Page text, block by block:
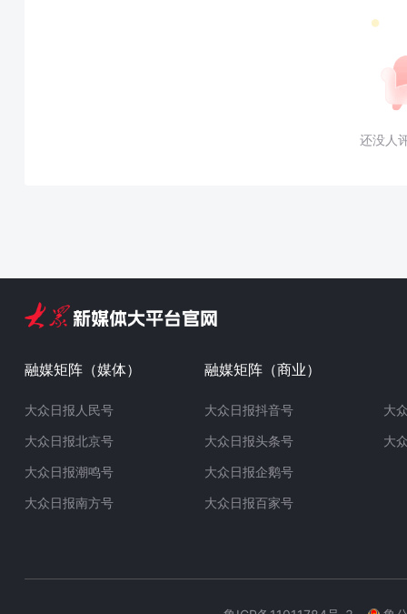
还没人
融媒矩阵（媒体）
大众日报人民号
大众日报北京号
大众日报潮鸣号
大众日报南方号
融媒矩阵（商业）
大众日报抖音号
大众日报头条号
大众日报企鹅号
大众日报百家号
大
大